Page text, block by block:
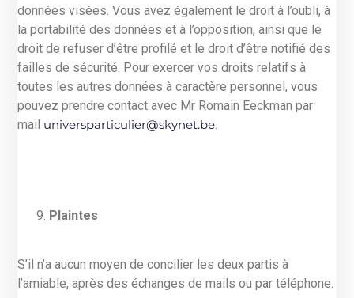
données visées. Vous avez également le droit à l’oubli, à
la portabilité des données et à l’opposition, ainsi que le
droit de refuser d’être profilé et le droit d’être notifié des
failles de sécurité. Pour exercer vos droits relatifs à
toutes les autres données à caractère personnel, vous
pouvez prendre contact avec Mr Romain Eeckman par
mail universparticulier@skynet.be
Plaintes
S’il n’a aucun moyen de concilier les deux partis à
l’amiable, après des échanges de mails ou par téléphone.